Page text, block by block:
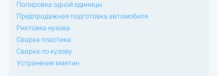
Полировка одной единицы
Предпродажная подготовка автомобиля
Рихтовка кузова
Сварка пластика
Сварка по кузову
Устранение вмятин